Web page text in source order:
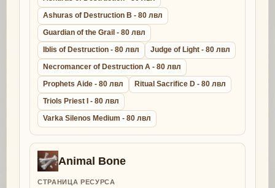
Ashuras of Destruction B - 80 лвл
Guardian of the Grail - 80 лвл
Iblis of Destruction - 80 лвл
Judge of Light - 80 лвл
Necromancer of Destruction A - 80 лвл
Prophets Aide - 80 лвл
Ritual Sacrifice D - 80 лвл
Triols Priest I - 80 лвл
Varka Silenos Medium - 80 лвл
Animal Bone
СТРАНИЦА РЕСУРСА